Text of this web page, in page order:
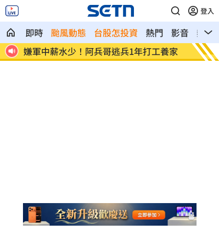
登入
即時 颱風動態 台股怎投資 熱門 影音
熱搜
嫌軍中薪水少！阿兵哥逃兵1年打工養家
輝達
施